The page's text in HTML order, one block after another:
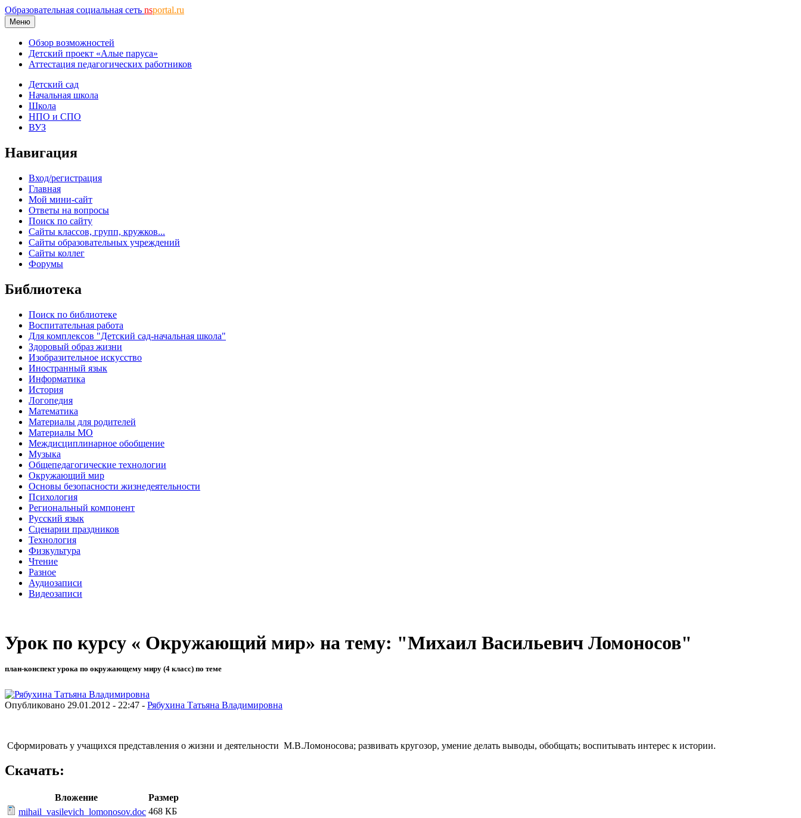
Образовательная социальная сеть nsportal.ru
Меню
Обзор возможностей
Детский проект «Алые паруса»
Аттестация педагогических работников
Детский сад
Начальная школа
Школа
НПО и СПО
ВУЗ
Навигация
Вход/регистрация
Главная
Мой мини-сайт
Ответы на вопросы
Поиск по сайту
Сайты классов, групп, кружков...
Сайты образовательных учреждений
Сайты коллег
Форумы
Библиотека
Поиск по библиотеке
Воспитательная работа
Для комплексов "Детский сад-начальная школа"
Здоровый образ жизни
Изобразительное искусство
Иностранный язык
Информатика
История
Логопедия
Математика
Материалы для родителей
Материалы МО
Междисциплинарное обобщение
Музыка
Общепедагогические технологии
Окружающий мир
Основы безопасности жизнедеятельности
Психология
Региональный компонент
Русский язык
Сценарии праздников
Технология
Физкультура
Чтение
Разное
Аудиозаписи
Видеозаписи
Урок по курсу « Окружающий мир» на тему: "Михаил Васильевич Ломоносов"
план-конспект урока по окружающему миру (4 класс) по теме
Опубликовано 29.01.2012 - 22:47 - Рябухина Татьяна Владимировна
Сформировать у учащихся представления о жизни и деятельности М.В.Ломоносова; развивать кругозор, умение делать выводы, обобщать; воспитывать интерес к истории.
Скачать:
Вложение
Размер
mihail_vasilevich_lomonosov.doc 468 КБ